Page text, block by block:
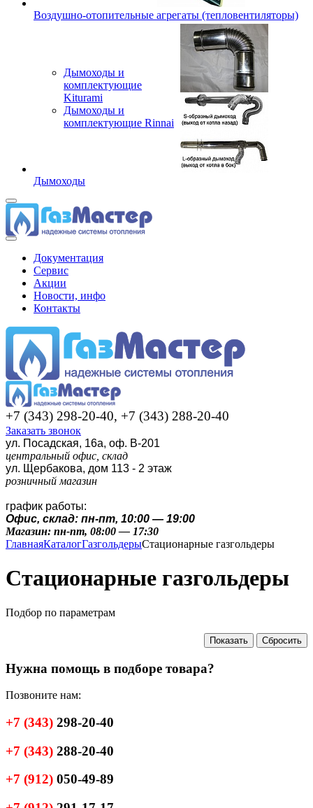
Воздушно-отопительные агрегаты (тепловентиляторы)
Дымоходы и
комплектующие
Kiturami
Дымоходы и
комплектующие Rinnai
Дымоходы
Документация
Сервис
Акции
Новости, инфо
Контакты
+7 (343) 298-20-40, +7 (343) 288-20-40
Заказать звонок
ул. Посадская, 16а, оф. В-201
центральный офис, склад
ул. Щербакова, дом 113 - 2 этаж
розничный магазин
график работы:
Офис, склад: пн-пт, 10:00 — 19:00
Магазин: пн-пт, 08:00 — 17:30
ГлавнаяКаталогГазгольдерыСтационарные газгольдеры
Стационарные газгольдеры
Подбор по параметрам
Нужна помощь в подборе товара?
Позвоните нам:
+7 (343) 298-20-40
+7 (343) 288-20-40
+7 (912) 050-49-89